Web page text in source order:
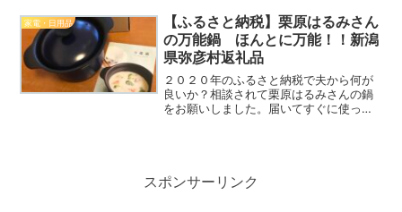
設計士は多くの方がルイスポールセンの
スタンド照明やペンダン...
家電・日用品
【ふるさと納税】栗原はるみさん
の万能鍋 ほんとに万能！！新潟
県弥彦村返礼品
２０２０年のふるさと納税で夫から何が
良いか？相談されて栗原はるみさんの鍋
をお願いしました。届いてすぐに使って
スポンサーリンク